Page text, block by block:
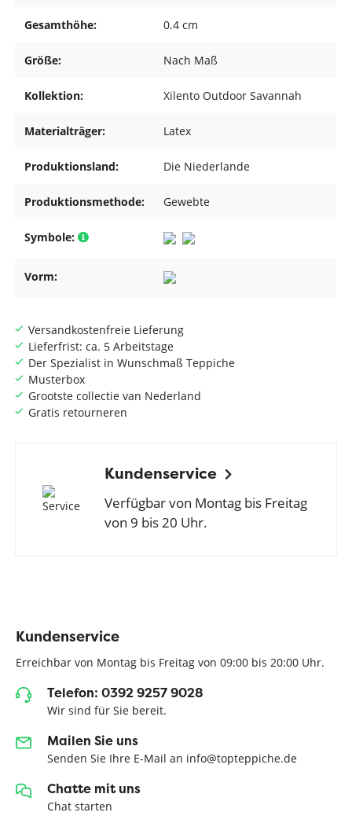
Versandkostenfreie Lieferung
Lieferfrist: ca. 5 Arbeitstage
Der Spezialist in Wunschmaß Teppiche
Musterbox
Grootste collectie van Nederland
Gratis retourneren
Kundenservice
Verfügbar von Montag bis Freitag
von 9 bis 20 Uhr.
Gesamthöhe: 0.4 cm
Größe: Nach Maß
Kollektion: Xilento Outdoor Savannah
Materialträger: Latex
Produktionsland: Die Niederlande
Produktionsmethode: Gewebte
Symbole:
Vorm:
Kundenservice
Erreichbar von Montag bis Freitag von 09:00 bis 20:00 Uhr.
Telefon: 0392 9257 9028
Wir sind für Sie bereit.
Mailen Sie uns
Senden Sie Ihre E-Mail an info@topteppiche.de
Chatte mit uns
Chat starten